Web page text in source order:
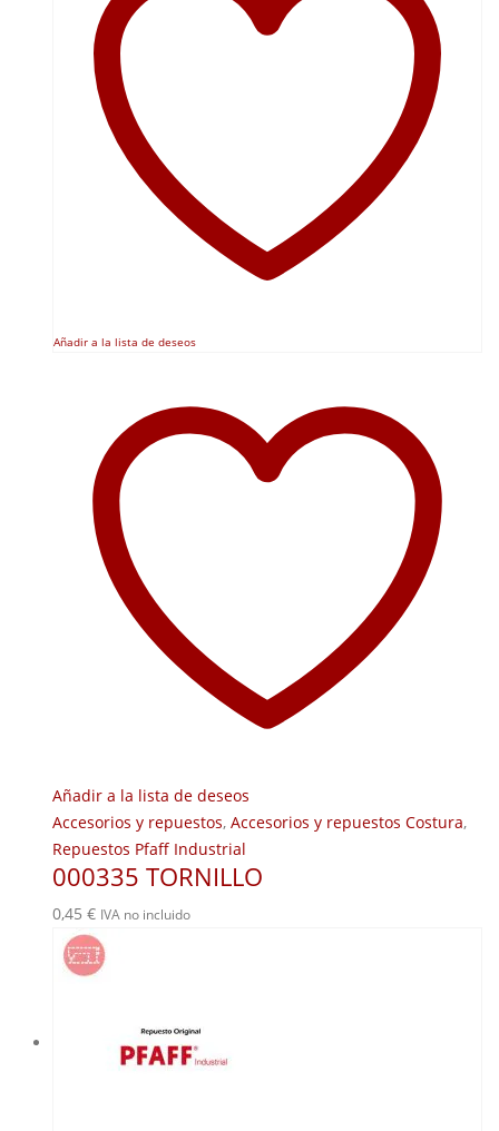
Añadir a la lista de deseos
Añadir a la lista de deseos
Accesorios y repuestos, Accesorios y repuestos Costura,
Repuestos Pfaff Industrial
000335 TORNILLO
0,45 € IVA no incluido